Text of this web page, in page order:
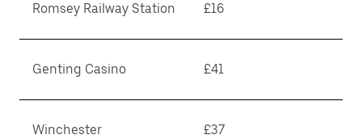
Romsey Railway Station £16
Genting Casino £41
Winchester
£37